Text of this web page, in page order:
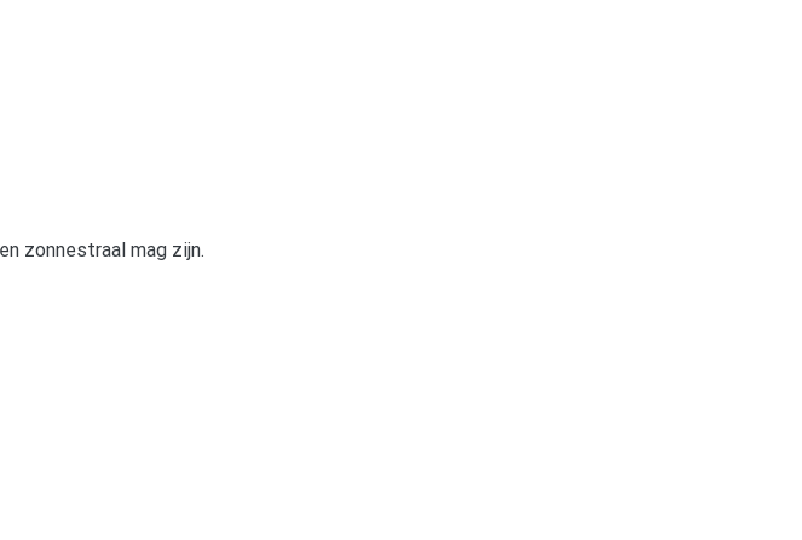
zonnestraal mag zijn.